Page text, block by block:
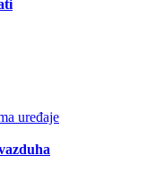
uređaje